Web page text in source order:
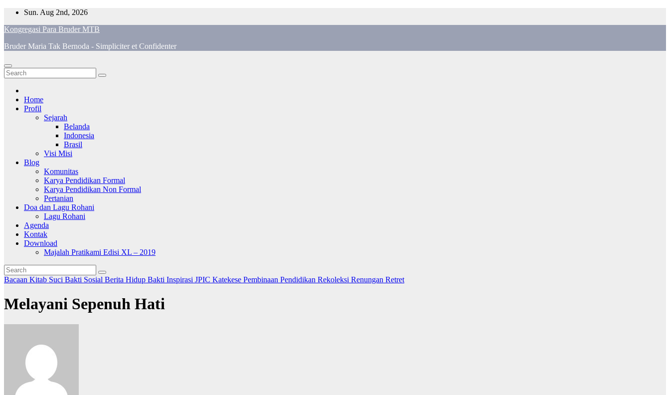
Skip
content
Sun. Aug 2nd, 2026
Kongregasi Para Bruder MTB
Bruder Maria Tak Bernoda - Simpliciter et Confidenter
Home
Profil
Sejarah
Belanda
Indonesia
Brasil
Visi Misi
Blog
Komunitas
Karya Pendidikan Formal
Karya Pendidikan Non Formal
Pertanian
Doa dan Lagu Rohani
Lagu Rohani
Agenda
Kontak
Download
Majalah Pratikami Edisi XL – 2019
Bacaan Kitab Suci Bakti Sosial Berita Hidup Bakti Inspirasi JPIC Katekese Pembinaan Pendidikan Rekoleksi Renungan Retret
Melayani Sepenuh Hati